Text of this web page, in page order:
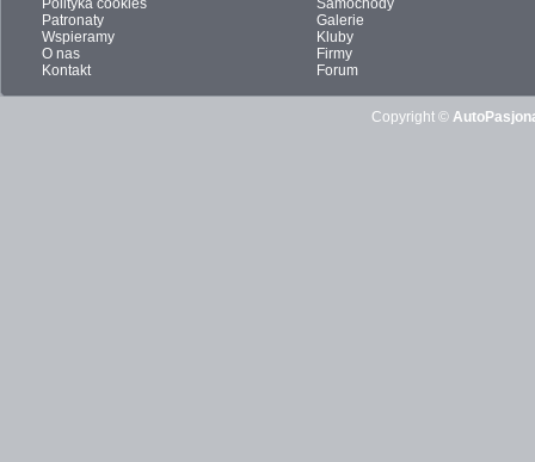
Polityka cookies
Patronaty
Wspieramy
O nas
Kontakt
Samochody
Galerie
Kluby
Firmy
Forum
Copyright ©